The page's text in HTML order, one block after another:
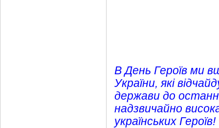
В День Героїв ми
України, які
держави до
надзвичайно
українських Героїв!